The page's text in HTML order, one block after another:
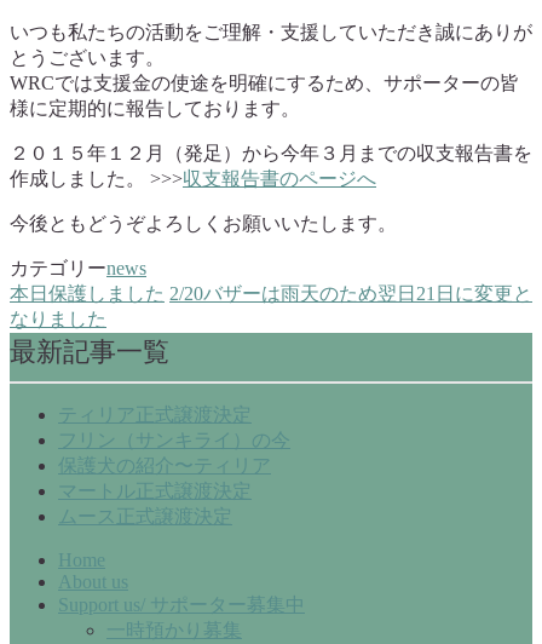
いつも私たちの活動をご理解・支援していただき誠にありが
とうございます。
WRCでは支援金の使途を明確にするため、サポーターの皆
様に定期的に報告しております。
２０１５年１２月（発足）から今年３月までの収支報告書を
作成しました。 >>>収支報告書のページへ
今後ともどうぞよろしくお願いいたします。
カテゴリーnews
本日保護しました 2/20バザーは雨天のため翌日21日に変更と
なりました
最新記事一覧
ティリア正式譲渡決定
フリン（サンキライ）の今
保護犬の紹介〜ティリア
マートル正式譲渡決定
ムース正式譲渡決定
Home
About us
Support us/ サポーター募集中
一時預かり募集